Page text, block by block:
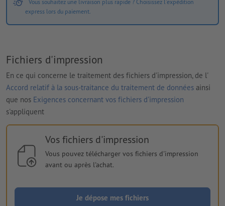
Vous souhaitez une livraison plus rapide ? Choisissez l'expédition
express lors du paiement.
Fichiers d'impression
En ce qui concerne le traitement des fichiers d'impression, de l'
Accord relatif à la sous-traitance du traitement de données ainsi
que nos Exigences concernant vos fichiers d'impression
s'appliquent
Vos fichiers d'impression
Vous pouvez télécharger vos fichiers d'impression
avant ou après l'achat.
Je dépose mes fichiers